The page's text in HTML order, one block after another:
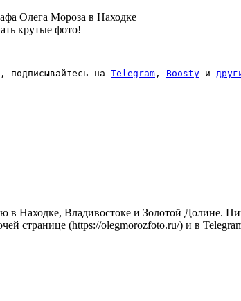
крутые фото!
подписывайтесь на Telegram , Boosty и
Находке, Владивостоке и Золотой Долине.
странице (https://olegmorozfoto.ru/) и в